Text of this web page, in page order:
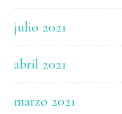
julio 2021
abril 2021
marzo 2021